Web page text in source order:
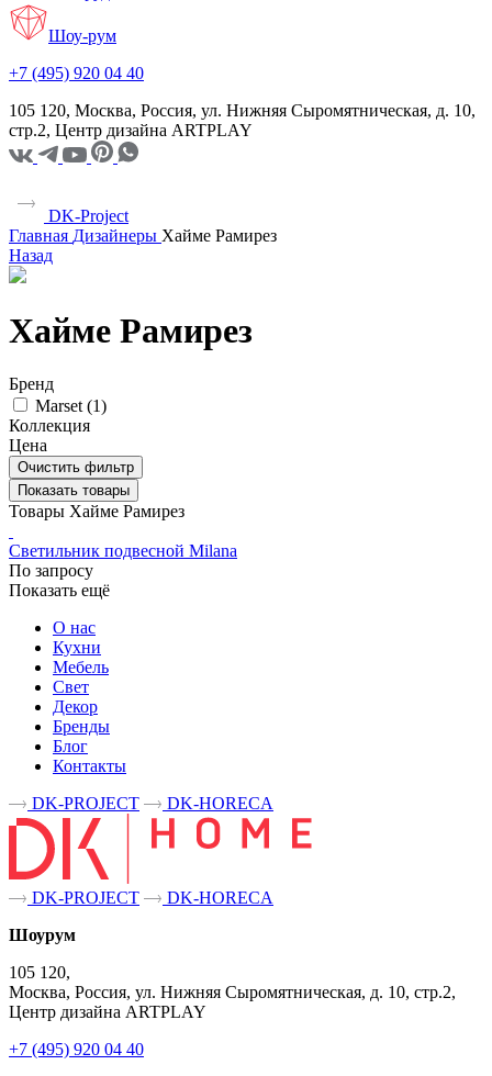
Шоу-рум
+7 (495) 920 04 40
105 120, Москва, Россия, ул. Нижняя Сыромятническая, д. 10,
стр.2, Центр дизайна ARTPLAY
DK-Project
Главная Дизайнеры Хайме Рамирез
Назад
Хайме Рамирез
Бренд
Marset (1)
Коллекция
Цена
Очистить фильтр
Показать товары
Товары Хайме Рамирез
Светильник подвесной Milana
По запросу
Показать ещё
О нас
Кухни
Мебель
Свет
Декор
Бренды
Блог
Контакты
DK-PROJECT
DK-HORECA
DK-PROJECT
DK-HORECA
Шоурум
105 120,
Москва, Россия, ул. Нижняя Сыромятническая, д. 10, стр.2,
Центр дизайна ARTPLAY
+7 (495) 920 04 40